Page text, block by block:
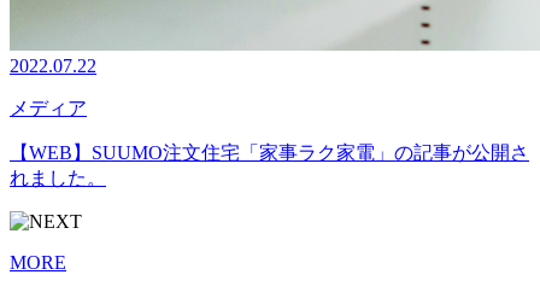
2022.07.22
メディア
【WEB】SUUMO注文住宅「家事ラク家電」の記事が公開さ
れました。
MORE